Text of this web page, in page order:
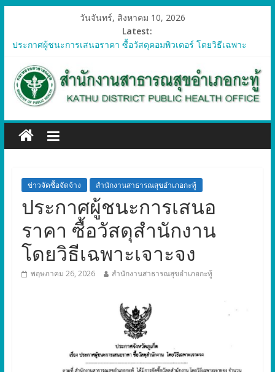
วันจันทร์, สิงหาคม 10, 2026
Latest:
ประกาศผู้ชนะการเสนอราคา ซื้อวัสดุคอมพิวเตอร์ โดยวิธีเฉพาะ
ประกาศผู้ชนะการเสนอราคา จัดซื้อวัสดุทางการแพทย์สำหรับ
โครงการป้องกันควบคุมโรคติดต่อและภัยสุขภาพในแรงงานต่างด้าว
อำเภอกะทู้ ปี 2569
เจาะจง
ประกาศผู้ชนะการเสนอรา ซื้อวัสดุงานบ้านงานครัว โดยวิธีเฉพาะ
เจาะจง
เจาะจงข่าวจัดซื้อจัดจ้าง สำนักงานสาธารณสุขอำเภอกะทู้
ประกาศผู้ชนะการเสนอ
ราคา ซื้อวัสดุสำนักงาน
โดยวิธีเฉพาะเจาะจง
พฤษภาคม 26, 2026 สำนักงานสาธารณสุขอำเภอกะทู้